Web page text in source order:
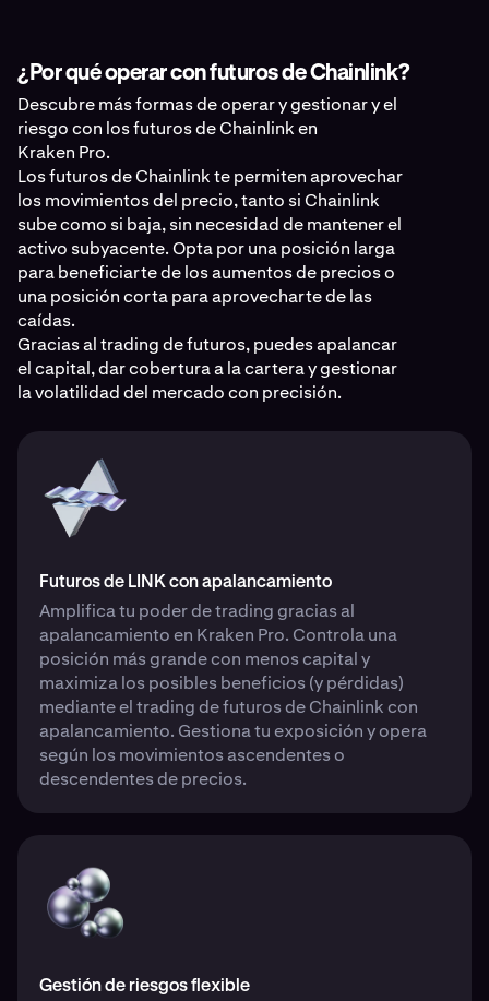
¿Por qué operar con futuros de Chainlink?
Descubre más formas de operar y gestionar y el
riesgo con los futuros de Chainlink en
Kraken Pro.
Los futuros de Chainlink te permiten aprovechar
los movimientos del precio, tanto si Chainlink
sube como si baja, sin necesidad de mantener el
activo subyacente. Opta por una posición larga
para beneficiarte de los aumentos de precios o
una posición corta para aprovecharte de las
caídas.
Gracias al trading de futuros, puedes apalancar
el capital, dar cobertura a la cartera y gestionar
la volatilidad del mercado con precisión.
Futuros de LINK con apalancamiento
Amplifica tu poder de trading gracias al
apalancamiento en Kraken Pro. Controla una
posición más grande con menos capital y
maximiza los posibles beneficios (y pérdidas)
mediante el trading de futuros de Chainlink con
apalancamiento. Gestiona tu exposición y opera
según los movimientos ascendentes o
descendentes de precios.
Gestión de riesgos flexible